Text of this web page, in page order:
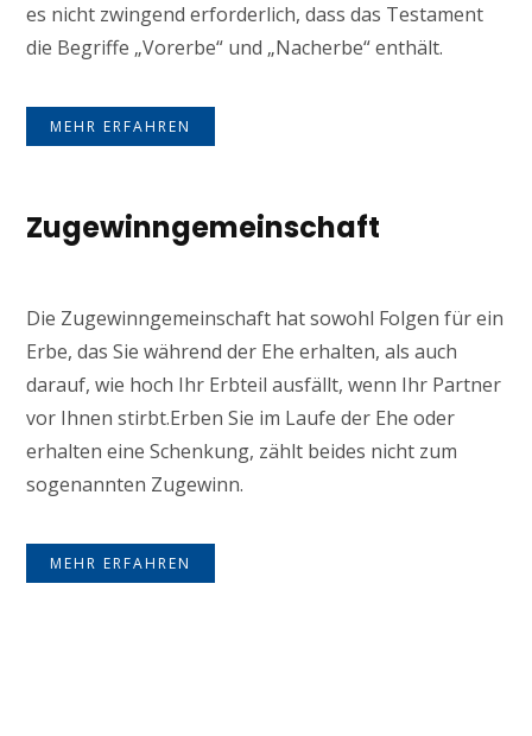
es nicht zwingend erforderlich, dass das Testament
die Begriffe „Vorerbe“ und „Nacherbe“ enthält.
MEHR ERFAHREN
Zugewinngemeinschaft
Die Zugewinngemeinschaft hat sowohl Folgen für ein
Erbe, das Sie während der Ehe erhalten, als auch
darauf, wie hoch Ihr Erbteil ausfällt, wenn Ihr Partner
vor Ihnen stirbt.Erben Sie im Laufe der Ehe oder
erhalten eine Schenkung, zählt beides nicht zum
sogenannten Zugewinn.
MEHR ERFAHREN